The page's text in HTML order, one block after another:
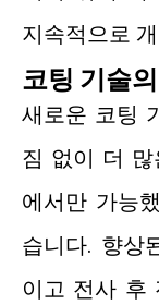
지속적으로
코팅 기술
새로운 코팅
짐 없이 더
에서만 가능
습니다. 향상
이고 전사 후